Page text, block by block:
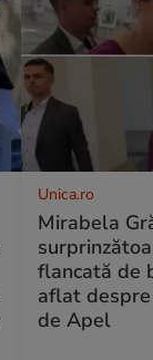
Unica.ro
Mirabela
flancată de
aflat
de Apel